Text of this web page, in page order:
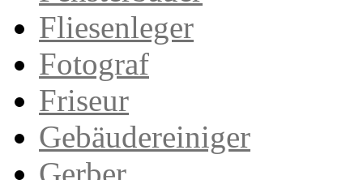
Fliesenleger
Fotograf
Friseur
Gebäudereiniger